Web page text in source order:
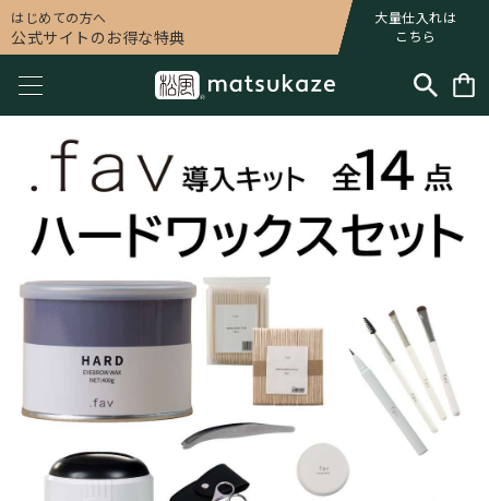
はじめての方へ
公式サイトのお得な特典
大量仕入れは
こちら